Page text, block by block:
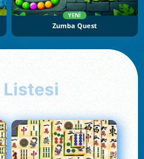
YENI
Zumba Quest
Listesi